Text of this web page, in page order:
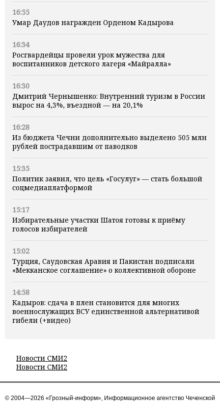
16:55
Умар Даудов награжден Орденом Кадырова
16:34
Росгвардейцы провели урок мужества для
воспитанников детского лагеря «Майралла»
16:30
Дмитрий Чернышенко: Внутренний туризм в России
вырос на 4,3%, въездной — на 20,1%
16:28
Из бюджета Чечни дополнительно выделено 505 млн
рублей пострадавшим от паводков
15:35
Политик заявил, что цель «Госулуг» — стать большой
соцмедиаплатформой
15:17
Избирательные участки Шатоя готовы к приёму
голосов избирателей
15:02
Турция, Саудовская Аравия и Пакистан подписали
«Мекканское соглашение» о коллективной обороне
14:58
Кадыров: сдача в плен становится для многих
военнослужащих ВСУ единственной альтернативой
гибели (+видео)
Новости СМИ2
Новости СМИ2
© 2004—2026 «Грозный-информ», Информационное агентство Чеченской